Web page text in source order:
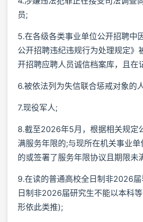
员;
5.在各级各类事业单位公开招聘中
公开招聘违纪违规行为处理规定》
开招聘应聘人员诚信档案库，且在
6.被依法列为失信联合惩戒对象的
7.现役军人;
8.截至2026年5月，根据相关规定
满服务年限的;与现所在机关事业
的或签署了服务年限协议且期限未
9.在读的普通高校全日制非2026
日制非2026届研究生不能以本科
形依此类推);